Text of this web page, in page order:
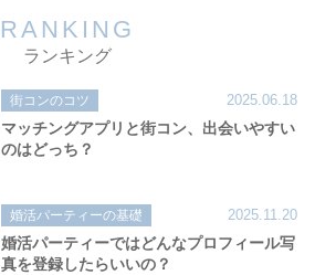
RANKING
ランキング
街コンのコツ 2025.06.18
マッチングアプリと街コン、出会いやすい
のはどっち？
婚活パーティーの基礎 2025.11.20
婚活パーティーではどんなプロフィール写
真を登録したらいいの？